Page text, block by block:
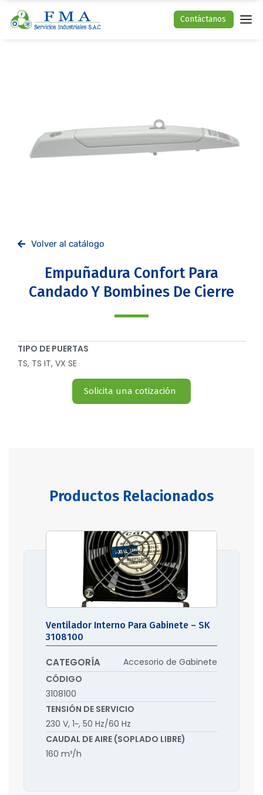
Contáctanos
Volver al catálogo
Empuñadura Confort Para
Candado Y Bombines De Cierre
TIPO DE PUERTAS
TS, TS IT, VX SE
Solicita una cotización
Productos Relacionados
Ventilador Interno Para Gabinete – SK
3108100
CATEGORÍA
Accesorio de Gabinete
CÓDIGO
3108100
TENSIÓN DE SERVICIO
230 V, 1~, 50 Hz/60 Hz
CAUDAL DE AIRE (SOPLADO LIBRE)
160 m³/h